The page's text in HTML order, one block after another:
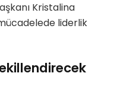
Kristalina
liderlik